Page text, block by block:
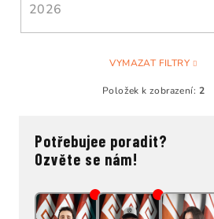
2026
VYMAZAT FILTRY
Položek k zobrazení: 2
Potřebujee poradit?
Ozvěte se nám!